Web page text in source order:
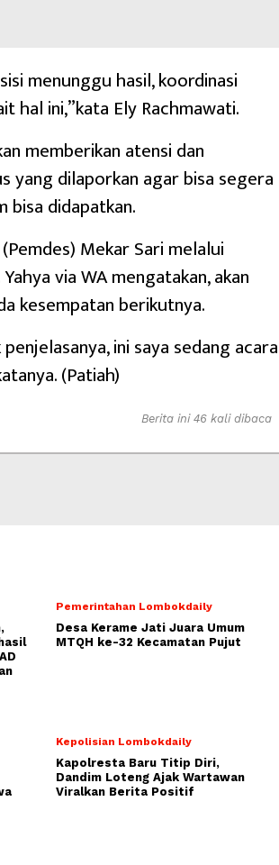
menunggu hasil, koordinasi
hal ini,”kata Ely Rachmawati.
memberikan atensi dan
yang dilaporkan agar bisa segera
bisa didapatkan.
Mekar Sari melalui
via WA mengatakan, akan
kesempatan berikutnya.
ini saya sedang acara
(Patiah)
Berita ini 46 kali dibaca
Pemerintahan Lombokdaily
Desa Kerame Jati Juara Umum
MTQH ke-32 Kecamatan Pujut
Kepolisian Lombokdaily
Kapolresta Baru Titip Diri,
Dandim Loteng Ajak Wartawan
Viralkan Berita Positif